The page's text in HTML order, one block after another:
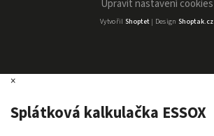
Upravit nastavení cookies
Vytvořil Shoptet| Design Shoptak.cz
×
Splátková kalkulačka ESSOX